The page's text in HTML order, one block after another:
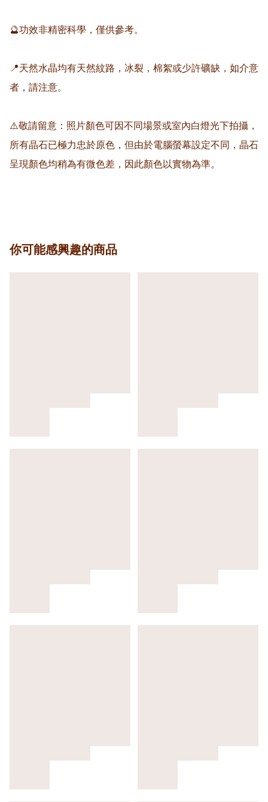
🔮功效非精密科學，僅供參考。
📍天然水晶均有天然紋路，冰裂，棉絮或少許礦缺，如介意
者，請注意。
⚠️敬請留意：照片顏色可因不同場景或室內白燈光下拍攝，
所有晶石已極力忠於原色，但由於電腦螢幕設定不同，晶石
呈現顏色均稍為有微色差，因此顏色以實物為準。
你可能感興趣的商品